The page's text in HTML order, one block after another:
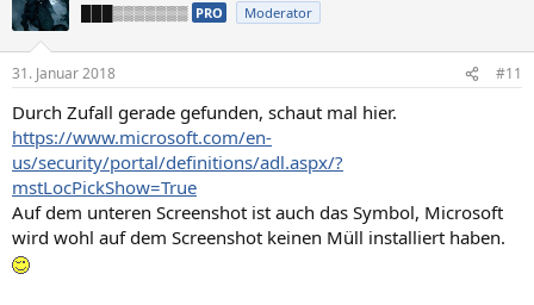
███▒▒▒▒▒▒▒ PRO Moderator
31. Januar 2018 #11
Durch Zufall gerade gefunden, schaut mal hier.
https://www.microsoft.com/en-
us/security/portal/definitions/adl.aspx/?
mstLocPickShow=True
Auf dem unteren Screenshot ist auch das Symbol, Microsoft
wird wohl auf dem Screenshot keinen Müll installiert haben.